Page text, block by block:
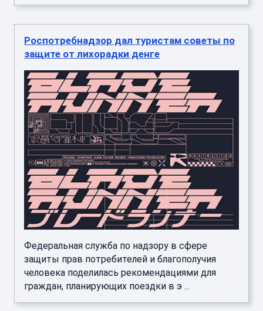
Роспотребнадзор дал туристам советы по
защите от лихорадки денге
Федеральная служба по надзору в сфере
защиты прав потребителей и благополучия
человека поделилась рекомендациями для
граждан, планирующих поездки в э ...